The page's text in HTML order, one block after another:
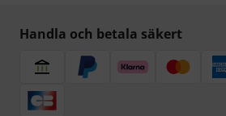
Handla och betala säkert